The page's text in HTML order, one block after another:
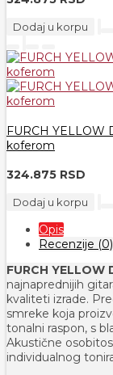
Dodaj u korpu
FURCH YELLOW
koferom
324.875 RSD
Dodaj u korpu
Opis
Recenzije (0)
FURCH YELLOW
najnaprednijih
kvaliteti izrade.
smreke koja
tonalni raspon, s
Akustične
individualnog